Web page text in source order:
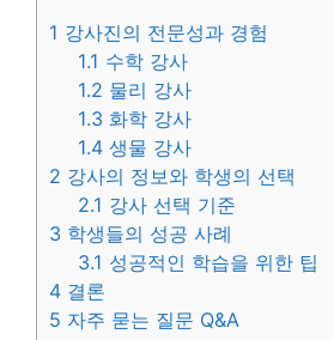
1 강사진의 전문성과 경험
1.1 수학 강사
1.2 물리 강사
1.3 화학 강사
1.4 생물 강사
2 강사의 정보와 학생의 선택
2.1 강사 선택 기준
3 학생들의 성공 사례
3.1 성공적인 학습을 위한 팁
4 결론
5 자주 묻는 질문 Q&A